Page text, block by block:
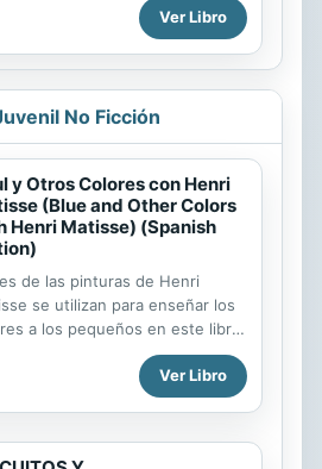
to spot and a few hidden
along the way.
Ver Libro
No Ficción
y Otros Colores con Henri
(Blue and Other Colors
Henri Matisse) (Spanish
de las pinturas de Henri
se utilizan para enseñar los
a los pequeños en este libro
para leer en alto. Azul y
colores recorre la paleta de
de Matisse, una obra por
a él cómo color de
Ver Libro